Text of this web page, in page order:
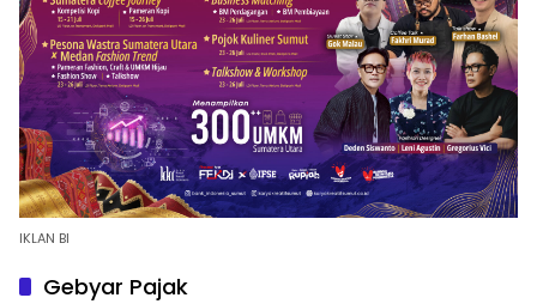
IKLAN BI
Gebyar Pajak